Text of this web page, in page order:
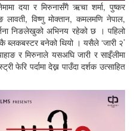
दया र मिरुनासँगै ऋचा शर्मा, पुष्कर
विष्णु मोक्तान, कमलमणि नेपाल,
निङलेखुको अभिनय रहेको छ । पहिलो
ब्लकबस्टर बनेको थियो । यसैले ‘जारी २’
र मिरुनाले यसअघि जारी र साइँलीमा
पर्दामा देख्न पाउँदा दर्शक उत्साहित